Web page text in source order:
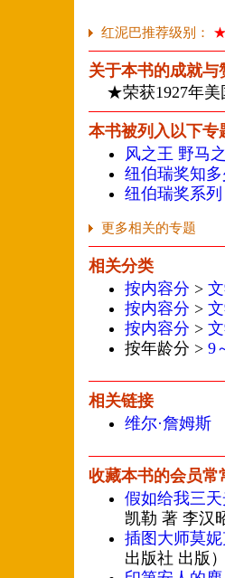
红泥巴推荐级别：
关于本书的成就与
★荣获1927年美
本书被列入以下专
风之王 野马
纽伯瑞奖知
纽伯瑞奖系列
更多相关的专题
相关分类
按内容分 >
按内容分 >
按内容分 >
按年龄分 > 9
相关链接
维尔·詹姆斯
收藏本书的会员常
假如给我三
凯勒 著 李汉
插图大师莫
出版社 出版